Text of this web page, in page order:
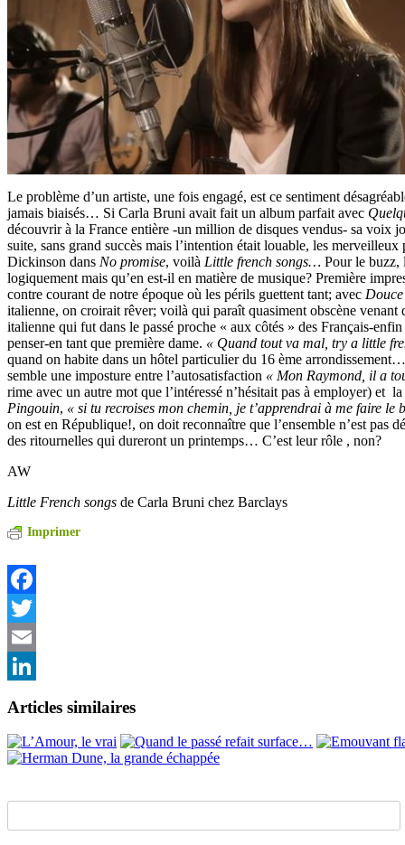
Le problème d’un artiste, une fois engagé, est ce sentiment
jamais biaisés… Si Carla Bruni avait fait un album parfait avec
découvrir à la France entière -un million de disques vendus- sa voix
suite, sans grand succès mais l’intention était louable, les merveilleux
Dickinson dans No promise, voilà Little french songs… Pour le buzz,
logiquement mais qu’en est-il en matière de musique? Première
contre courant de notre époque où les périls guettent tant; avec
italienne, on croirait rêver; voilà qui paraît quasiment obscène venant
italienne qui fut dans le passé proche « aux côtés » des Français-
penser-en tant que première dame. « Quand tout va mal, try a little
quand on habite dans un hôtel particulier du 16 ème
semble une imposture entre l’autosatisfaction « Mon Raymond, il a
rime avec un autre mot que l’intéressé n’hésitait pas à employer) et
Pingouin, « si tu recroises mon chemin, je t’apprendrai à me faire le
on est en République!, on doit reconnaître que l’ensemble n’est pas
des ritournelles qui dureront un printemps… C’est leur rôle , non?
AW
Little French songs de Carla Bruni chez Barclays
Imprimer
Facebook
Twitter
Email
Articles similaires